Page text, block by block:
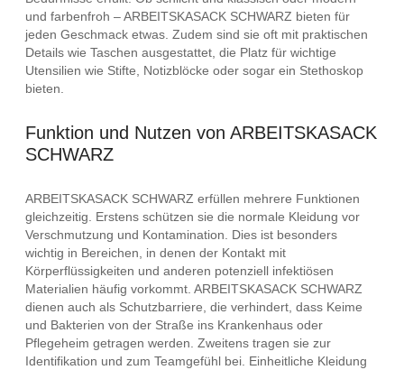
und farbenfroh – ARBEITSKASACK SCHWARZ bieten für
jeden Geschmack etwas. Zudem sind sie oft mit praktischen
Details wie Taschen ausgestattet, die Platz für wichtige
Utensilien wie Stifte, Notizblöcke oder sogar ein Stethoskop
bieten.
Funktion und Nutzen von ARBEITSKASACK
SCHWARZ
ARBEITSKASACK SCHWARZ erfüllen mehrere Funktionen
gleichzeitig. Erstens schützen sie die normale Kleidung vor
Verschmutzung und Kontamination. Dies ist besonders
wichtig in Bereichen, in denen der Kontakt mit
Körperflüssigkeiten und anderen potenziell infektiösen
Materialien häufig vorkommt. ARBEITSKASACK SCHWARZ
dienen auch als Schutzbarriere, die verhindert, dass Keime
und Bakterien von der Straße ins Krankenhaus oder
Pflegeheim getragen werden. Zweitens tragen sie zur
Identifikation und zum Teamgefühl bei. Einheitliche Kleidung